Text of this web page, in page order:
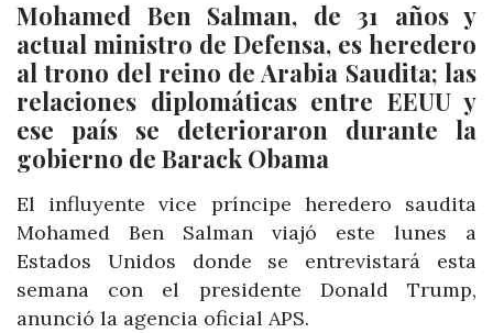
Mohamed Ben Salman, de 31 años y
actual ministro de Defensa, es heredero
al trono del reino de Arabia Saudita; las
relaciones diplomáticas entre EEUU y
ese país se deterioraron durante la
gobierno de Barack Obama
El influyente vice príncipe heredero saudita
Mohamed Ben Salman viajó este lunes a
Estados Unidos donde se entrevistará esta
semana con el presidente Donald Trump,
anunció la agencia oficial APS.